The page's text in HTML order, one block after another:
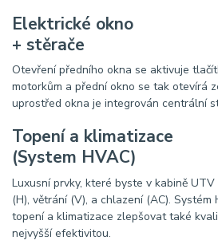
Elektrické okno
+ stěrače
Otevření předního okna se aktivuje
motorkům a přední okno se tak otevírá
uprostřed okna je integrován centrální
Topení a klimatizace
(System HVAC)
Luxusní prvky, které byste v kabině
(H), větrání (V), a chlazení (AC). Systém
topení a klimatizace zlepšovat také
nejvyšší efektivitou.